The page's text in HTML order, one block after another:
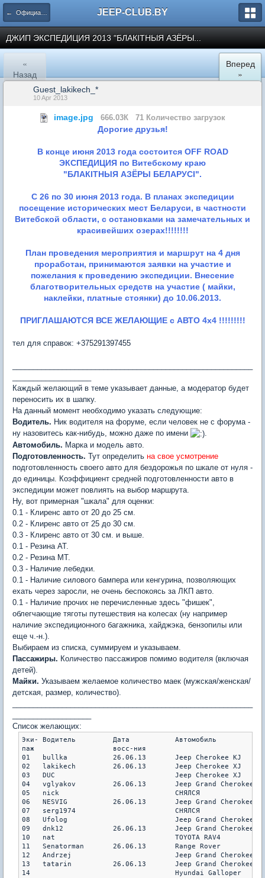
← Официальные клубные мероприятия JEEP-CLUB.BY
ДЖИП ЭКСПЕДИЦИЯ 2013 "БЛАКITНЫЯ АЗЁРЫ...
«
Назад
Вперед
»
Guest_lakikech_*
10 Apr 2013
image.jpg 666.03К 71 Количество загрузок
Дорогие друзья!
В конце июня 2013 года состоится OFF ROAD
ЭКСПЕДИЦИЯ по Витебскому краю
"БЛАКITHЫЯ АЗЁРЫ БЕЛАРУСI".
С 26 по 30 июня 2013 года. В планах экспедиции
посещение исторических мест Беларуси, в частности
Витебской области, с остановками на замечательных и
красивейших озерах!!!!!!!!
План проведения мероприятия и маршрут на 4 дня
проработан, принимаются заявки на участие и
пожелания к проведению экспедиции. Внесение
благотворительных средств на участие ( майки,
наклейки, платные стоянки) до 10.06.2013.
ПРИГЛАШАЮТСЯ ВСЕ ЖЕЛАЮЩИЕ с АВТО 4х4 !!!!!!!!!
тел для справок: +375291397455
Каждый желающий в теме указывает данные, а модератор будет
переносить их в шапку.
На данный момент необходимо указать следующие:
Водитель. Ник водителя на форуме, если человек не с форума -
ну назовитесь как-нибудь, можно даже по имени
.
Автомобиль. Марка и модель авто.
Подготовленность. Тут определить на свое усмотрение
подготовленность своего авто для бездорожья по шкале от нуля -
до единицы. Коэффициент средней подготовленности авто в
экспедиции может повлиять на выбор маршрута.
Ну, вот примерная "шкала" для оценки:
0.1 - Клиренс авто от 20 до 25 см.
0.2 - Клиренс авто от 25 до 30 см.
0.3 - Клиренс авто от 30 см. и выше.
0.1 - Резина AT.
0.2 - Резина MT.
0.3 - Наличие лебедки.
0.1 - Наличие силового бампера или кенгурина, позволяющих
ехать через заросли, не очень беспокоясь за ЛКП авто.
0.1 - Наличие прочих не перечисленные здесь "фишек",
облегчающие тяготы путешествия на колесах (ну например
наличие экспедиционного багажника, хайджэка, бензопилы или
еще ч.-н.).
Выбираем из списка, суммируем и указываем.
Пассажиры. Количество пассажиров помимо водителя (включая
детей).
Майки. Указываем желаемое количество маек (мужская/женская/
детская, размер, количество).
Список желающих:
Эки- Водитель         Дата           Автомобиль
паж                   восс-ния
01   bullka           26.06.13       Jeep Cherokee KJ
02   lakikech         26.06.13       Jeep Cherokee
03   DUC                             Jeep Cherokee XJ
04   vglyakov         26.06.13       Jeep Grand
05   nick                            СНЯЛСЯ
06   NESVIG           26.06.13       Jeep Grand
07   serg1974                        СНЯЛСЯ
08   Ufolog                          Jeep Grand Cherokee
09   dnk12            26.06.13       Jeep Grand
10   nat                             TOYOTA RAV4
11   Senatorman       26.06.13       Range Rover
12   Andrzej                         Jeep Grand
13   tatarin          26.06.13       Jeep Grand
14                                   Hyundai Galloper